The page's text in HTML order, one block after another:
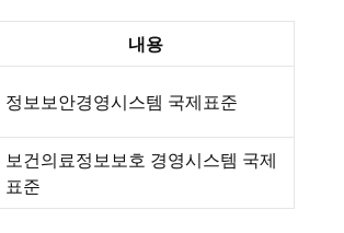
내용
정보보안경영시스템 국제표준
보건의료정보보호 경영시스템 국제
표준